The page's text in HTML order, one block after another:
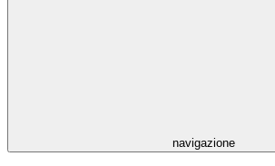
navigazione